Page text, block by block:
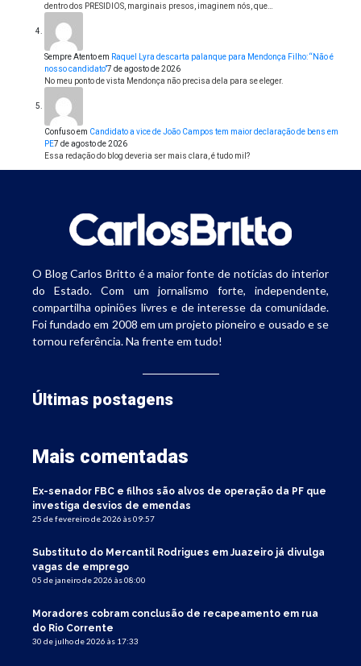
dentro dos PRESIDIOS, marginais presos, imaginem nós, que…
Sempre Atentoem Raquel Lyra descarta palanque para Mendonça Filho: “Não é
nosso candidato”7 de agosto de 2026
No meu ponto de vista Mendonça não precisa dela para se eleger.
Confusoem Candidato a vice de João Campos tem maior declaração de bens em
PE7 de agosto de 2026
Essa redação do blog deveria ser mais clara, é tudo mil?
O Blog Carlos Britto é a maior fonte de notícias do interior
do Estado. Com um jornalismo forte, independente,
compartilha opiniões livres e de interesse da comunidade.
Foi fundado em 2008 em um projeto pioneiro e ousado e se
tornou referência. Na frente em tudo!
Últimas postagens
Mais comentadas
Ex-senador FBC e filhos são alvos de operação da PF que
investiga desvios de emendas
25 de fevereiro de 2026 às 09:57
Substituto do Mercantil Rodrigues em Juazeiro já divulga
vagas de emprego
05 de janeiro de 2026 às 08:00
Moradores cobram conclusão de recapeamento em rua
do Rio Corrente
30 de julho de 2026 às 17:33